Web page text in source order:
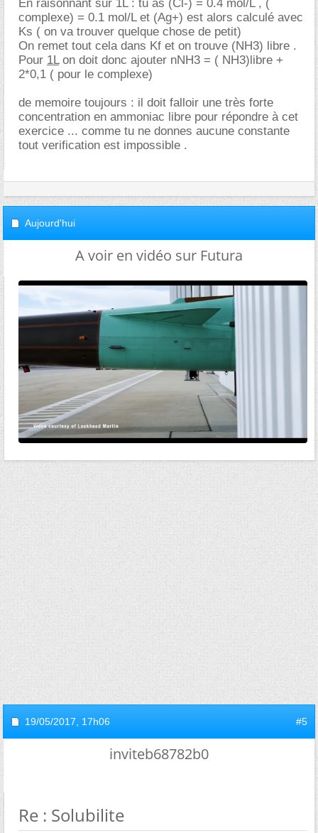
En raisonnant sur 1L : tu as (Cl-) = 0.4 mol/L , (
complexe) = 0.1 mol/L et (Ag+) est alors calculé avec
Ks ( on va trouver quelque chose de petit)
On remet tout cela dans Kf et on trouve (NH3) libre .
Pour 1Lon doit donc ajouter nNH3 = ( NH3)libre +
2*0,1 ( pour le complexe)
de memoire toujours : il doit falloir une très forte
concentration en ammoniac libre pour répondre à cet
exercice ... comme tu ne donnes aucune constante
tout verification est impossible .
Aujourd'hui
A voir en vidéo sur Futura
19/05/2017, 17h06 #5
inviteb68782b0
Re : Solubilite